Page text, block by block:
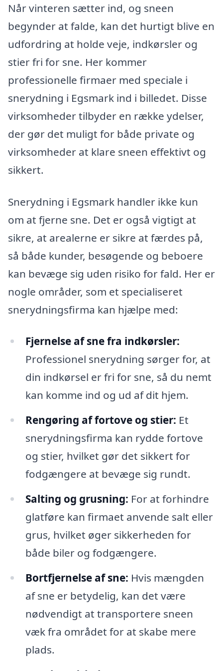
Når vinteren sætter ind, og sneen
begynder at falde, kan det hurtigt blive en
udfordring at holde veje, indkørsler og
stier fri for sne. Her kommer
professionelle firmaer med speciale i
snerydning i Egsmark ind i billedet. Disse
virksomheder tilbyder en række ydelser,
der gør det muligt for både private og
virksomheder at klare sneen effektivt og
sikkert.
Snerydning i Egsmark handler ikke kun
om at fjerne sne. Det er også vigtigt at
sikre, at arealerne er sikre at færdes på,
så både kunder, besøgende og beboere
kan bevæge sig uden risiko for fald. Her er
nogle områder, som et specialiseret
snerydningsfirma kan hjælpe med:
Fjernelse af sne fra indkørsler:
Professionel snerydning sørger for, at
din indkørsel er fri for sne, så du nemt
kan komme ind og ud af dit hjem.
Rengøring af fortove og stier: Et
snerydningsfirma kan rydde fortove
og stier, hvilket gør det sikkert for
fodgængere at bevæge sig rundt.
Salting og grusning: For at forhindre
glatføre kan firmaet anvende salt eller
grus, hvilket øger sikkerheden for
både biler og fodgængere.
Bortfjernelse af sne: Hvis mængden
af sne er betydelig, kan det være
nødvendigt at transportere sneen
væk fra området for at skabe mere
plads.